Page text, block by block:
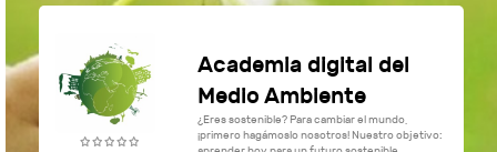
Academia digital del
Medio Ambiente
¿Eres sostenible? Para cambiar el mundo,
¡primero hagámoslo nosotros! Nuestro objetivo: